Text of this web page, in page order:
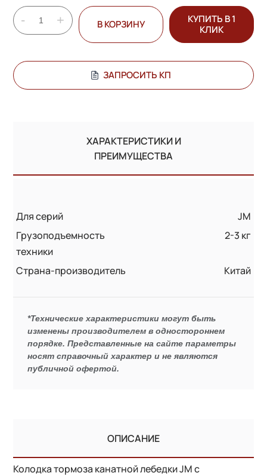
- + В КОРЗИНУ
КУПИТЬ В 1
КЛИК
ЗАПРОСИТЬ КП
ХАРАКТЕРИСТИКИ И
ПРЕИМУЩЕСТВА
Для серий
JM
Грузоподъемность
техники
2-3 кг
Страна-производитель Китай
*Технические характеристики могут быть
изменены производителем в одностороннем
порядке. Представленные на сайте параметры
носят справочный характер и не являются
публичной офертой.
ОПИСАНИЕ
Колодка тормоза канатной лебедки JM с